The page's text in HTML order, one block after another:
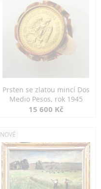
Prsten se zlatou mincí Dos
Medio Pesos, rok 1945
15 600 Kč
NOVÉ